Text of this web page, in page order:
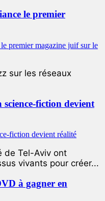
le premier
sur les réseaux
fiction devient
de Tel-Aviv ont
vivants pour créer...
à gagner en